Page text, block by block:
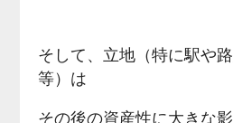
そして、立地（特に駅や
等）は
その後の資産性に大きな